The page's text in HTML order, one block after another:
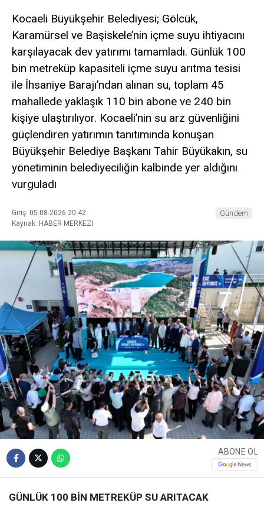
Kocaeli Büyükşehir Belediyesi; Gölcük,
Karamürsel ve Başiskele’nin içme suyu ihtiyacını
karşılayacak dev yatırımı tamamladı. Günlük 100
bin metreküp kapasiteli içme suyu arıtma tesisi
ile İhsaniye Barajı’ndan alınan su, toplam 45
mahallede yaklaşık 110 bin abone ve 240 bin
kişiye ulaştırılıyor. Kocaeli’nin su arz güvenliğini
güçlendiren yatırımın tanıtımında konuşan
Büyükşehir Belediye Başkanı Tahir Büyükakın, su
yönetiminin belediyeciliğin kalbinde yer aldığını
vurguladı
Giriş: 05-08-2026 20:42
Kaynak: HABER MERKEZI
Gündem
ABONE OL
GÜNLÜK 100 BİN METREKÜP SU ARITACAK